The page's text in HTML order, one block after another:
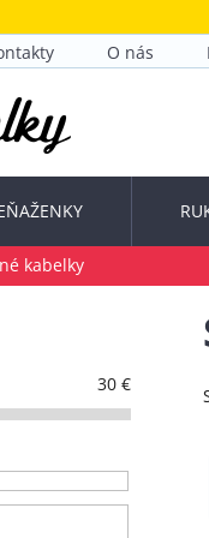
O nás
kabelky
30 €